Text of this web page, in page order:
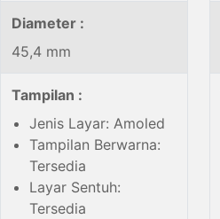
Diameter :
45,4 mm
Tampilan :
Jenis Layar: Amoled
Tampilan Berwarna:
Tersedia
Layar Sentuh:
Tersedia